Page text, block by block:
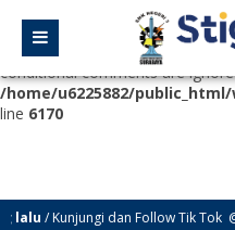
Deprecated
: Function
with an argument that is
conditional comments are
/home/u6225882/
line 6170
/ Kunjungi dan Follow Tik Tok